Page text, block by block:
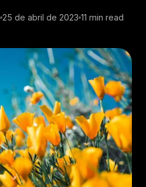
25 de abril de 2023 11 min read